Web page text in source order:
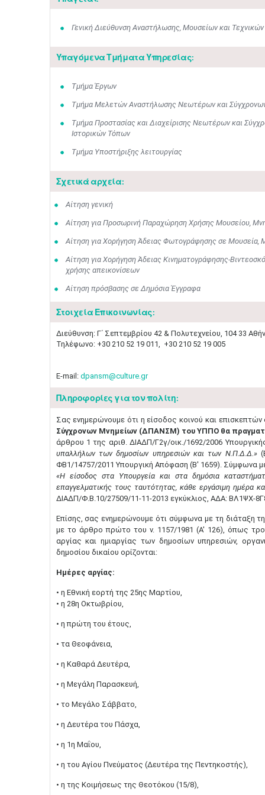
Γενική Διεύθυνση Αναστήλωσης, Μουσείων και
Υπαγόμενα Τμήματα Υπηρεσίας:
Τμήμα Έργων
Τμήμα Μελετών Αναστήλωσης Νεωτέρων και Σύγχρονων
Τμήμα Προστασίας και Διαχείρισης Νεωτέρων και
Ιστορικών Τόπων
Τμήμα Υποστήριξης λειτουργίας
Σχετικά αρχεία:
Αίτηση γενική
Αίτηση για Προσωρινή Παραχώρηση Χρήσης Μουσείου,
Αίτηση για Χορήγηση Άδειας Φωτογράφησης σε Μουσεία,
Αίτηση για Χορήγηση Άδειας Κινηματογράφησης-
χρήσης απεικονίσεων
Αίτηση πρόσβασης σε Δημόσια Έγγραφα
Στοιχεία Επικοινωνίας:
Διεύθυνση: Γ΄ Σεπτεμβρίου 42 & Πολυτεχνείου, 104 33
Τηλέφωνο: +30 210 52 19 011, +30 210 52 19 005
E-mail: dpansm@culture.gr
Πληροφορίες για τον πολίτη:
Σας ενημερώνουμε ότι η είσοδος κοινού και
Σύγχρονων Μνημείων (ΔΠΑΝΣΜ) του ΥΠΠΟ θα
άρθρου 1 της αριθ. ΔΙΑΔΠ/Γ2γ/οικ./1692/2006
υπαλλήλων των δημοσίων υπηρεσιών και των Ν.Π.Δ.Δ.»
ΦΒ1/14757/2011 Υπουργική Απόφαση (Β' 1659). Σύμφωνα
«Η είσοδος στα Υπουργεία και στα δημόσια
επαγγελματικής τους ταυτότητας, κάθε εργάσιμη ημέρα
ΔΙΑΔΠ/Φ.Β.10/27509/11-11-2013 εγκύκλιος, ΑΔΑ: ΒΛ1ΨΧ-
Επίσης, σας ενημερώνουμε ότι σύμφωνα με τη
με το άρθρο πρώτο του ν. 1157/1981 (Α' 126), όπως
αργίας και ημιαργίας των δημοσίων υπηρεσιών,
δημοσίου δικαίου ορίζονται:
Ημέρες αργίας:
• η Εθνική εορτή της 25ης Μαρτίου,
• η 28η Οκτωβρίου,
• η πρώτη του έτους,
• τα Θεοφάνεια,
• η Καθαρά Δευτέρα,
• η Μεγάλη Παρασκευή,
• το Μεγάλο Σάββατο,
• η Δευτέρα του Πάσχα,
• η 1η Μαΐου,
• η του Αγίου Πνεύματος (Δευτέρα της Πεντηκοστής),
• η της Κοιμήσεως της Θεοτόκου (15/8),